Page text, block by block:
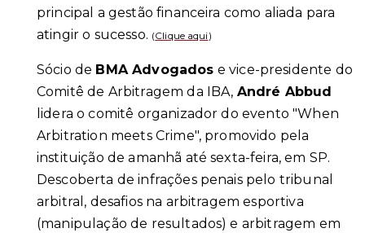
principal a gestão financeira como aliada para
atingir o sucesso. (Clique aqui )
Sócio de BMA Advogados e vice-presidente do
Comitê de Arbitragem da IBA, André Abbud
lidera o comitê organizador do evento "When
Arbitration meets Crime", promovido pela
instituição de amanhã até sexta-feira, em SP.
Descoberta de infrações penais pelo tribunal
arbitral, desafios na arbitragem esportiva
(manipulação de resultados) e arbitragem em